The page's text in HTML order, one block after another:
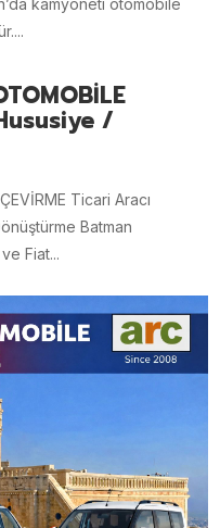
kamyoneti otomobile
/
Ticari Aracı
Batman
Fiat...